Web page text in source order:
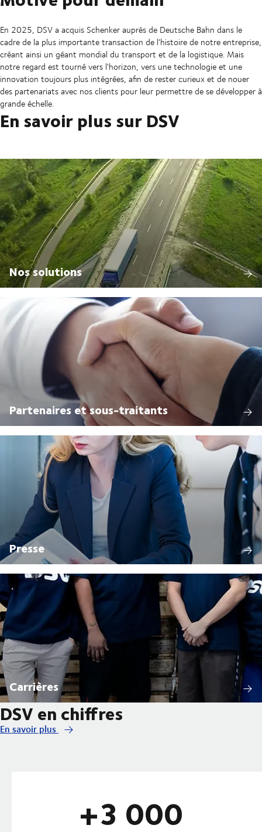
En 2025, DSV a acquis Schenker auprès de Deutsche Bahn dans le
cadre de la plus importante transaction de l'histoire de notre entreprise,
créant ainsi un géant mondial du transport et de la logistique. Mais
notre regard est tourné vers l'horizon, vers une technologie et une
innovation toujours plus intégrées, afin de rester curieux et de nouer
des partenariats avec nos clients pour leur permettre de se développer à
grande échelle.
En savoir plus sur DSV
Nos solutions
Partenaires et sous-traitants
Presse
Carrières
DSV en chiffres
En savoir plus
+3 000